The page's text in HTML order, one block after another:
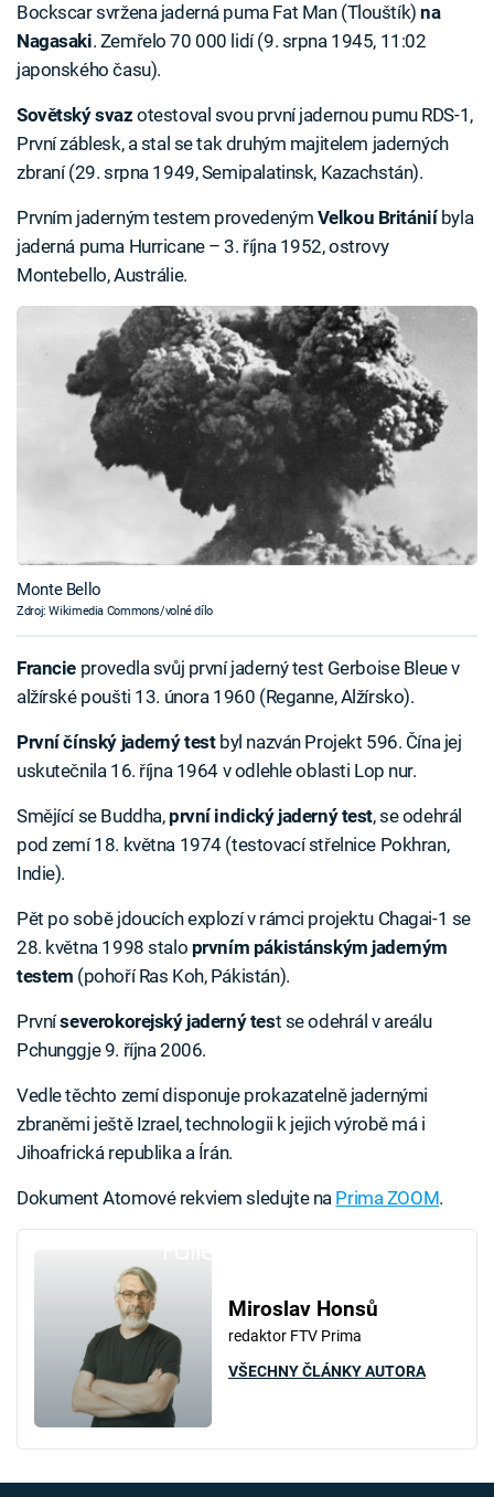
Bockscar svržena jaderná puma Fat Man (Tlouštík)na
Nagasaki. Zemřelo 70 000 lidí (9. srpna 1945, 11:02
japonského času).
Sovětský svaz otestoval svou první jadernou pumu RDS-1,
První záblesk, a stal se tak druhým majitelem jaderných
zbraní (29. srpna 1949, Semipalatinsk, Kazachstán).
Prvním jaderným testem provedeným Velkou Britániíbyla
jaderná puma Hurricane – 3. října 1952, ostrovy
Montebello, Austrálie.
Monte Bello
Zdroj: Wikimedia Commons/volné dílo
Francie provedla svůj první jaderný test Gerboise Bleue v
alžírské poušti 13. února 1960 (Reganne, Alžírsko).
První čínský jaderný testbyl nazván Projekt 596. Čína jej
uskutečnila 16. října 1964 v odlehle oblasti Lop nur.
Smějící se Buddha, první indický jaderný test, se odehrál
pod zemí 18. května 1974 (testovací střelnice Pokhran,
Indie).
Pět po sobě jdoucích explozí v rámci projektu Chagai-1 se
28. května 1998 stalo prvním pákistánským jaderným
testem (pohoří Ras Koh, Pákistán).
Prvníseverokorejský jaderný test se odehrál v areálu
Pchunggje 9. října 2006.
Vedle těchto zemí disponuje prokazatelně jadernými
zbraněmi ještě Izrael, technologii k jejich výrobě má i
Jihoafrická republika a Írán.
Dokument Atomové rekviem sledujte na Prima ZOOM.
Miroslav Honsů
redaktor FTV Prima
VŠECHNY ČLÁNKY AUTORA